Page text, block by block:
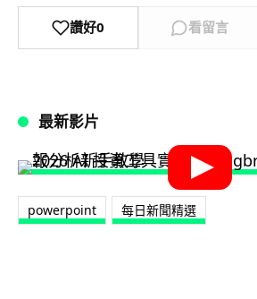
讚好0 看留言
最新影片
powerpoint 每日新聞精選